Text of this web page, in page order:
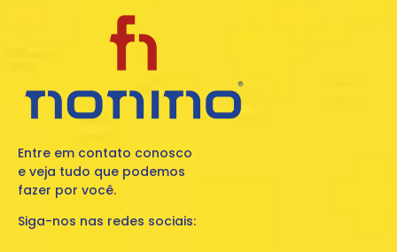
Entre em contato conosco
e veja tudo que podemos
fazer por você.
Siga-nos nas redes sociais: